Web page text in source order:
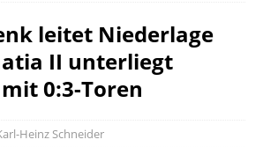
leitet Niederlage
II unterliegt
0:3-Toren
Heinz Schneider